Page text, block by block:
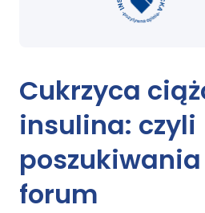
Cukrzyca
insulina: czyli
forum